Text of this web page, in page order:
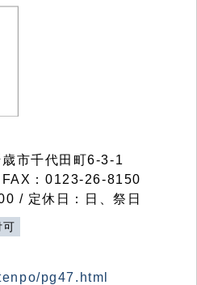
市千代田町6-3-1
：0123-26-8150
/ 定休日：日、祭日
可
pg47.html